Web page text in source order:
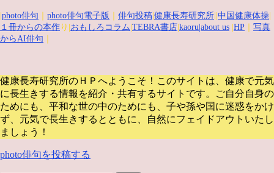
photo俳句 photo俳句電子版 俳句投稿 健康長寿研究所 中国健康体操
１冊からの本作 り| おもしろコラム TEBRA書店 kaoru |about us HP
写真
からAI俳句
健康長寿研究所のＨＰへようこそ！このサイトは、健康で元気
に長生きする情報を紹介・共有するサイトです。
ご自分自身の
ためにも、平和な世の中のためにも、子や孫や国に迷惑をかけ
ず、元気で長生きするとともに、自然にフェイドアウトいたし
ましょう！
photo俳句を投稿する